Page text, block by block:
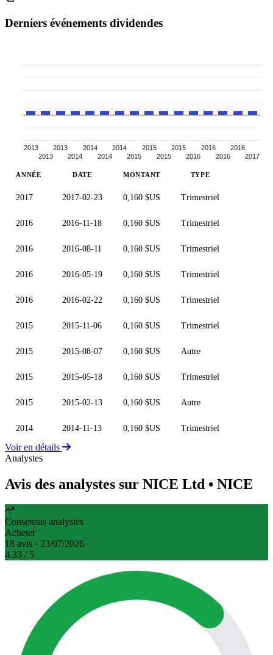
Derniers événements dividendes
2013
2013
2013
2014
2014
2014
2014
2015
2015
2015
2015
2016
2016
2016
2016
2017
ANNÉE DATE MONTANT TYPE
2017 2017-02-23 0,160 $US Trimestriel
2016 2016-11-18 0,160 $US Trimestriel
2016 2016-08-11 0,160 $US Trimestriel
2016 2016-05-19 0,160 $US Trimestriel
2016 2016-02-22 0,160 $US Trimestriel
2015 2015-11-06 0,160 $US Trimestriel
2015 2015-08-07 0,160 $US Autre
2015 2015-05-18 0,160 $US Trimestriel
2015 2015-02-13 0,160 $US Autre
2014 2014-11-13 0,160 $US Trimestriel
Voir en détails
Analystes
Avis des analystes sur NICE Ltd • NICE
Consensus analystes
Acheter
18 avis · 23/07/2026
4.33 / 5